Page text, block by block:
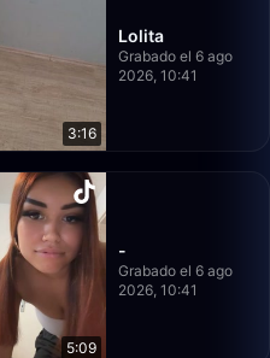
3:16
Lolita
Grabado el 6 ago
2026, 10:41
5:09
-
Grabado el 6 ago
2026, 10:41